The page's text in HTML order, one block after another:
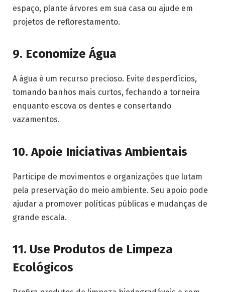
espaço, plante árvores em sua casa ou ajude em
projetos de reflorestamento.
9. Economize Água
A água é um recurso precioso. Evite desperdícios,
tomando banhos mais curtos, fechando a torneira
enquanto escova os dentes e consertando
vazamentos.
10. Apoie Iniciativas Ambientais
Participe de movimentos e organizações que lutam
pela preservação do meio ambiente. Seu apoio pode
ajudar a promover políticas públicas e mudanças de
grande escala.
11. Use Produtos de Limpeza
Ecológicos